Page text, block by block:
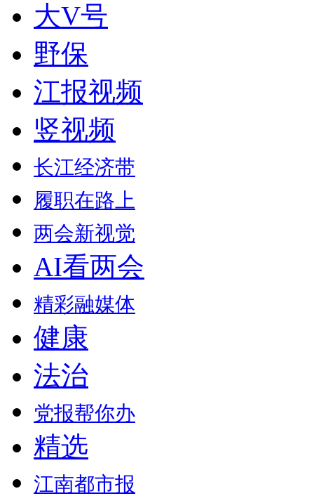
大V号
野保
江报视频
竖视频
长江经济带
履职在路上
两会新视觉
AI看两会
精彩融媒体
健康
法治
党报帮你办
精选
江南都市报